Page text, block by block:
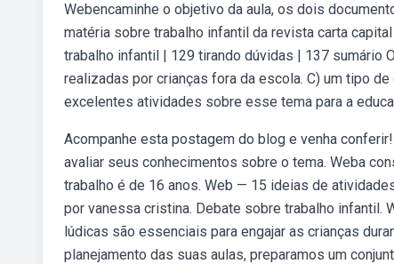
Webencaminhe o objetivo da aula, os dois
matéria sobre trabalho infantil da revista carta
trabalho infantil | 129 tirando dúvidas | 137 sumário
realizadas por crianças fora da escola. C) um tipo
excelentes atividades sobre esse tema para a
Acompanhe esta postagem do blog e venha
avaliar seus conhecimentos sobre o tema. Weba
trabalho é de 16 anos. Web — 15 ideias de
por vanessa cristina. Debate sobre trabalho infantil.
lúdicas são essenciais para engajar as crianças
planejamento das suas aulas, preparamos um